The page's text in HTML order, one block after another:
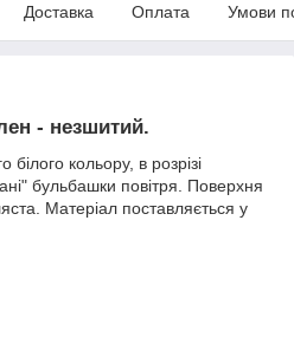
Доставка Оплата Умови
- незшитий.
кольору, в розрізі
бульбашки повітря. Поверхня
Матеріал поставляється у